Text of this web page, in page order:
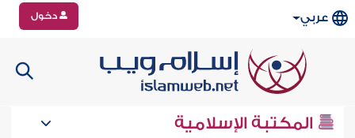
عربي دخول
المكتبة الإسلامية